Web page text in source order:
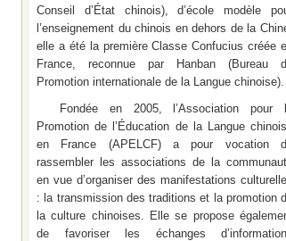
Conseil d’État chinois), d’école modèle
l’enseignement du chinois en dehors de la
elle a été la première Classe Confucius créée
France, reconnue par Hanban (Bureau
Promotion internationale de la Langue chinoise).
Fondée en 2005, l’Association pour
Promotion de l’Éducation de la Langue
en France (APELCF) a pour vocation
rassembler les associations de la
en vue d’organiser des manifestations
: la transmission des traditions et la promotion
la culture chinoises. Elle se propose
de favoriser les échanges